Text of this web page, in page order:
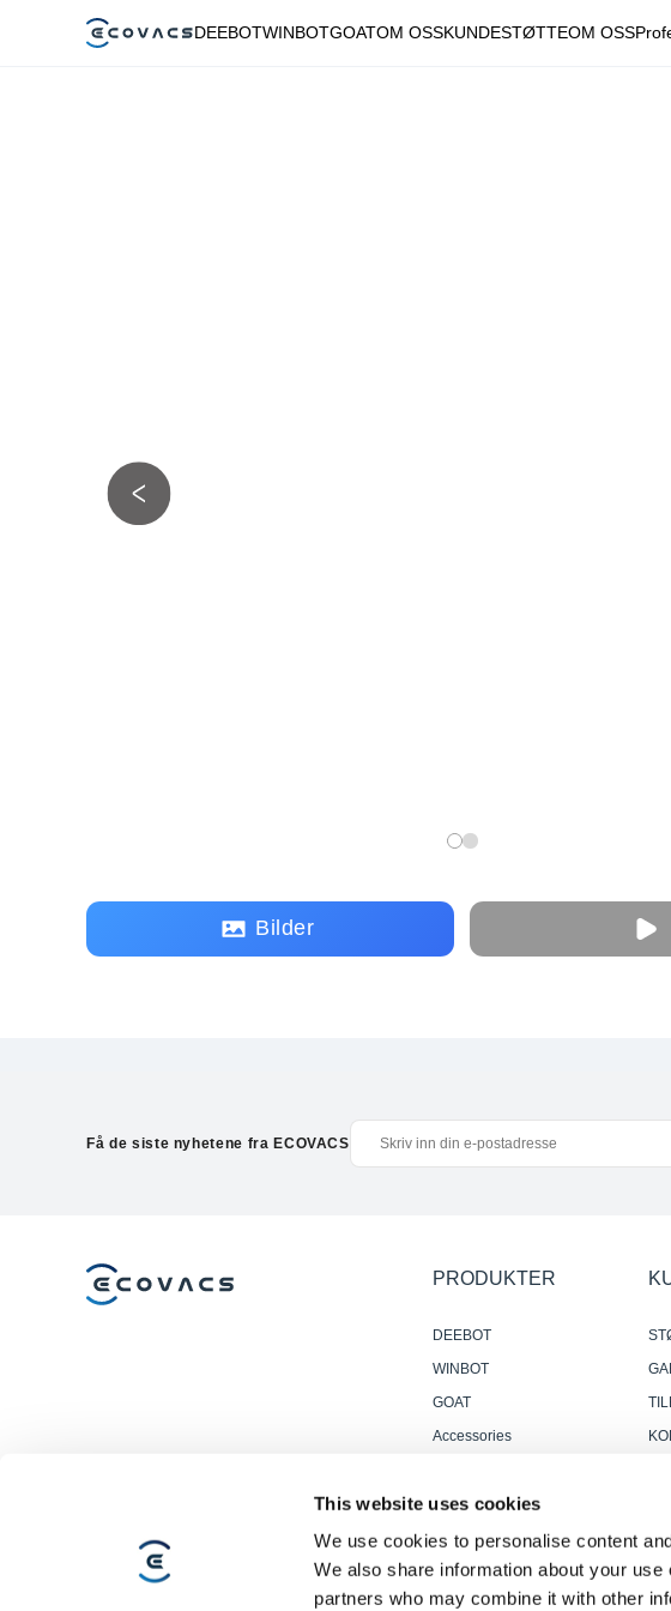
This website uses cookies
We use cookies to personalise content
We also share information about your
partners who may combine it with other
DEEBOTWINBOTGOATOM OSSKUNDESTØTTEOM OSS
Bilder
Få de siste nyhetene fra ECOVACS
PRODUKTER
DEEBOT
WINBOT
GOAT
Accessories
Gulvvaskroboter